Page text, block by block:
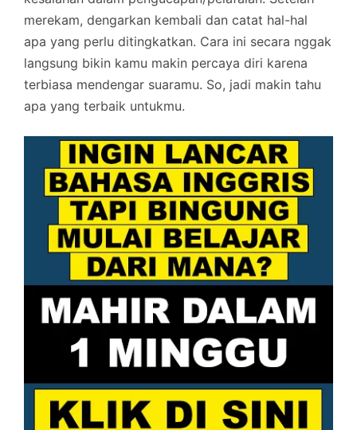
merekam, dengarkan kembali dan catat hal-hal
apa yang perlu ditingkatkan. Cara ini secara nggak
langsung bikin kamu makin percaya diri karena
terbiasa mendengar suaramu. So, jadi makin tahu
apa yang terbaik untukmu.